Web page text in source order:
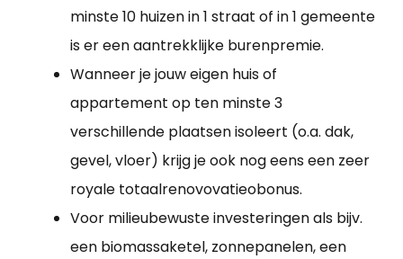
minste 10 huizen in 1 straat of in 1 gemeente
is er een aantrekklijke burenpremie.
Wanneer je jouw eigen huis of
appartement op ten minste 3
verschillende plaatsen isoleert (o.a. dak,
gevel, vloer) krijg je ook nog eens een zeer
royale totaalrenovovatieobonus.
Voor milieubewuste investeringen als bijv.
een biomassaketel, zonnepanelen, een